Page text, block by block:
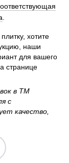
хотите
наши
для вашего
странице
в ТМ
с
качество,